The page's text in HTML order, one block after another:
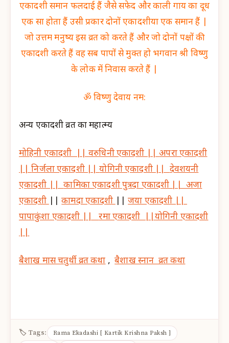
एकादशी समान फलदाई हैं जैसे सफेद और काली गाय का दूध
एक सा होता हैं उसी प्रकार दोनों एकादशीया एक समान हैं |
जो उत्तम मनुष्य इस व्रत को करते हैं और जो दोनों पक्षों की
एकादशी करते हैं वह सब पापों से मुक्त हो भगवान श्री विष्णु
के लोक में निवास करते हैं |
ॐ विष्णु देवाय नम:
अन्य एकादशी व्रत का महात्म्य
मोहिनी एकादशी ||वरुधिनी एकादशी ||अपरा एकादशी
||निर्जला एकादशी ||योगिनी एकादशी ||देवशयनी
एकादशी ||कामिका एकादशीपुत्रदा एकादशी ||अजा
एकादशी||कामदा एकादशी||जया एकादशी ||
पापाकुंशा एकादशी ||रमा एकादशी ||योगिनी एकादशी
||
बैशाख मास चतुर्थी व्रत कथा,बैशाख स्नान व्रत कथा
🏷 Tags:
Rama Ekadashi [ Kartik Krishna Paksh ]